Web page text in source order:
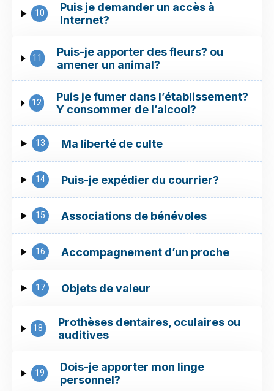
10
Puis je demander un accès à
Internet?
11
Puis-je apporter des fleurs? ou
amener un animal?
12
Puis je fumer dans l’établissement?
Y consommer de l’alcool?
13 Ma liberté de culte
14 Puis-je expédier du courrier?
15 Associations de bénévoles
16 Accompagnement d’un proche
17 Objets de valeur
18
Prothèses dentaires, oculaires ou
auditives
19
Dois-je apporter mon linge
personnel?